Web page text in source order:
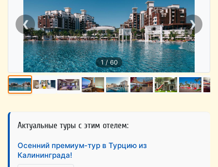
❮ ❯
1 / 60
Актуальные туры с этим отелем:
Осенний премиум-тур в Турцию из
Калининграда!